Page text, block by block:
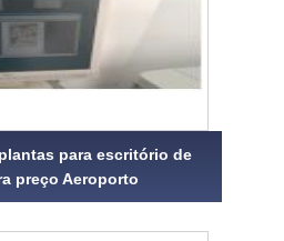
para escritório de
preço Aeroporto